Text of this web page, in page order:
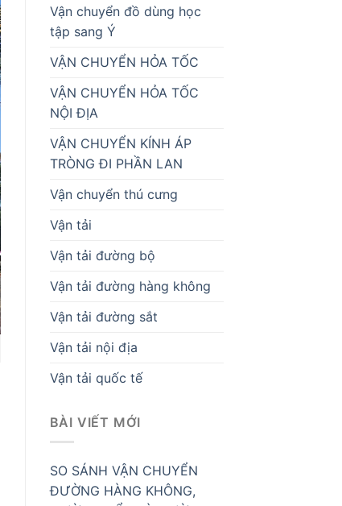
Vận chuyển đồ dùng học
tập sang Ý
VẬN CHUYỂN HỎA TỐC
VẬN CHUYỂN HỎA TỐC
NỘI ĐỊA
VẬN CHUYỂN KÍNH ÁP
TRÒNG ĐI PHẦN LAN
Vận chuyển thú cưng
Vận tải
Vận tải đường bộ
Vận tải đường hàng không
Vận tải đường sắt
Vận tải nội địa
Vận tải quốc tế
BÀI VIẾT MỚI
SO SÁNH VẬN CHUYỂN
ĐƯỜNG HÀNG KHÔNG,